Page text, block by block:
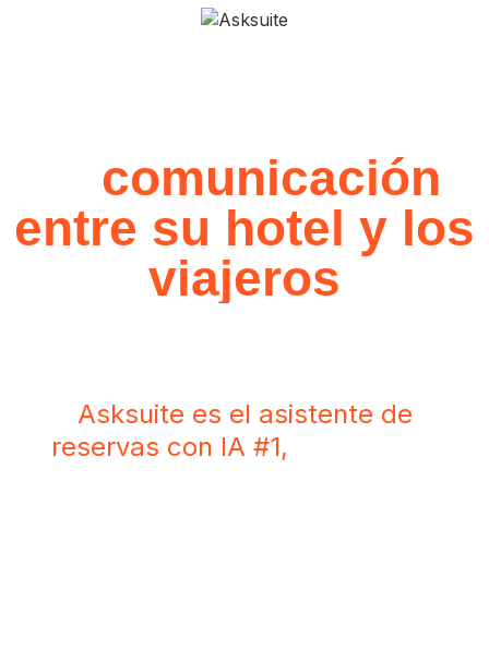
comunicación
entre su hotel y los
viajeros
Asksuite es el asistente de
reservas con IA #1,